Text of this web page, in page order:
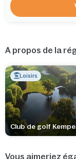
A propos de la
Loisirs
Club de golf
Vous aimeriez